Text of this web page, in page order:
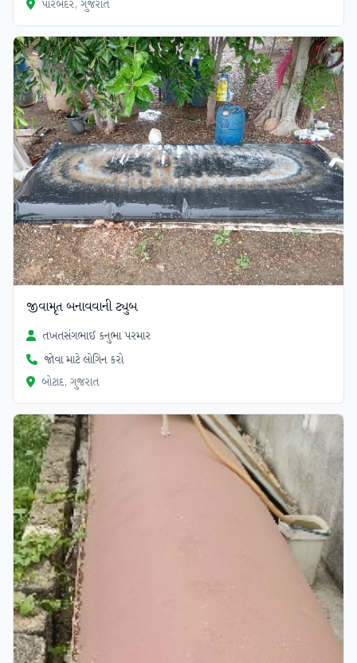
પોરબંદર, ગુજરાત
જીવામૃત બનાવવાની ટ્યુબ
તખતસંગભાઈ કનુભા પરમાર
જોવા માટે લોગિન કરો
બોટાદ, ગુજરાત